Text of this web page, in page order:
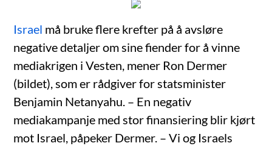
Israel må bruke flere krefter på å avsløre
negative detaljer om sine fiender for å vinne
mediakrigen i Vesten, mener Ron Dermer
(bildet), som er rådgiver for statsminister
Benjamin Netanyahu. – En negativ
mediakampanje med stor finansiering blir kjørt
mot Israel, påpeker Dermer. – Vi og Israels